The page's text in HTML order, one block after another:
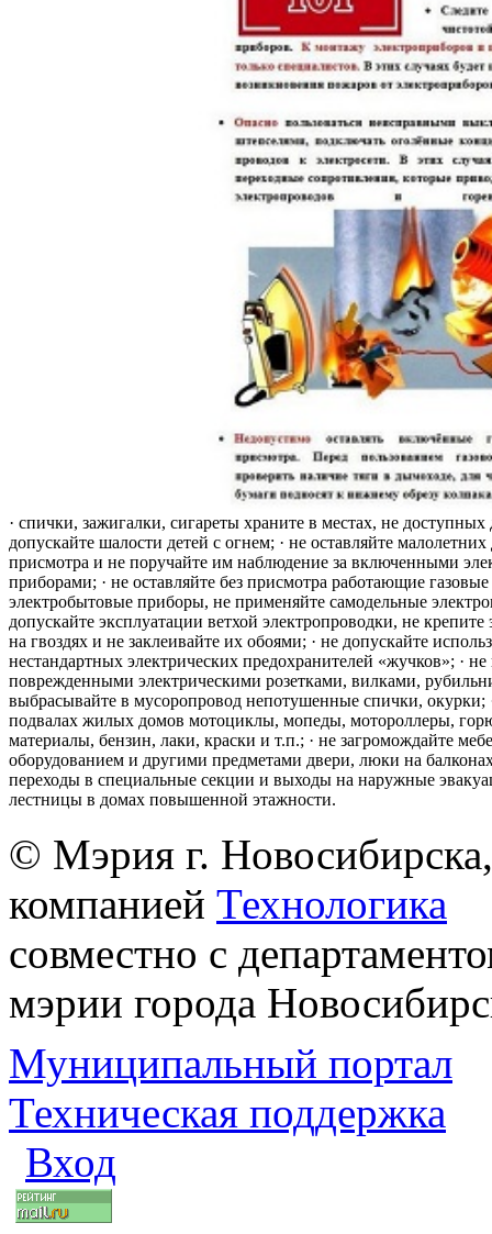
· спички, зажигалки, сигареты храните в местах, не доступных
допускайте шалости детей с огнем; · не оставляйте малолетних
присмотра и не поручайте им наблюдение за включенными
приборами; · не оставляйте без присмотра работающие
электробытовые приборы, не применяйте самодельные
допускайте эксплуатации ветхой электропроводки, не крепите
на гвоздях и не заклеивайте их обоями; · не допускайте
нестандартных электрических предохранителей «жучков»; · не
поврежденными электрическими розетками, вилками,
выбрасывайте в мусоропровод непотушенные спички, окурки;
подвалах жилых домов мотоциклы, мопеды, мотороллеры,
материалы, бензин, лаки, краски и т.п.; · не загромождайте
оборудованием и другими предметами двери, люки на
переходы в специальные секции и выходы на наружные
лестницы в домах повышенной этажности.
© Мэрия г.
компанией Технологика
совместно с
мэрии города
Муниципальный портал
Техническая поддержка
Вход